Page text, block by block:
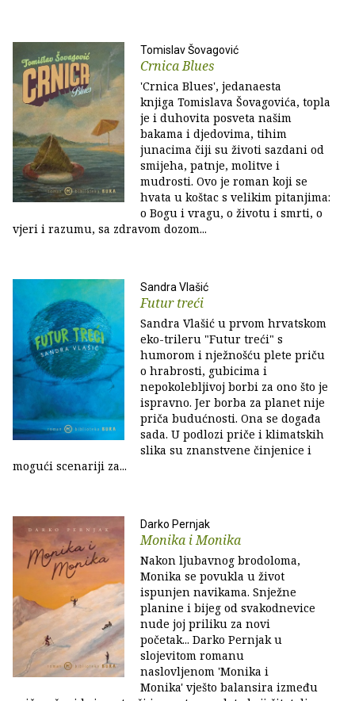
Tomislav Šovagović
Crnica Blues
'Crnica Blues', jedanaesta
knjiga Tomislava Šovagovića, topla
je i duhovita posveta našim
bakama i djedovima, tihim
junacima čiji su životi sazdani od
smijeha, patnje, molitve i
mudrosti. Ovo je roman koji se
hvata u koštac s velikim pitanjima:
o Bogu i vragu, o životu i smrti, o
vjeri i razumu, sa zdravom dozom...
Sandra Vlašić
Futur treći
Sandra Vlašić u prvom hrvatskom
eko-trileru "Futur treći" s
humorom i nježnošću plete priču
o hrabrosti, gubicima i
nepokolebljivoj borbi za ono što je
ispravno. Jer borba za planet nije
priča budućnosti. Ona se događa
sada. U podlozi priče i klimatskih
slika su znanstvene činjenice i
mogući scenariji za...
Darko Pernjak
Monika i Monika
Nakon ljubavnog brodoloma,
Monika se povukla u život
ispunjen navikama. Snježne
planine i bijeg od svakodnevice
nude joj priliku za novi
početak... Darko Pernjak u
slojevitom romanu
naslovljenom 'Monika i
Monika' vješto balansira između